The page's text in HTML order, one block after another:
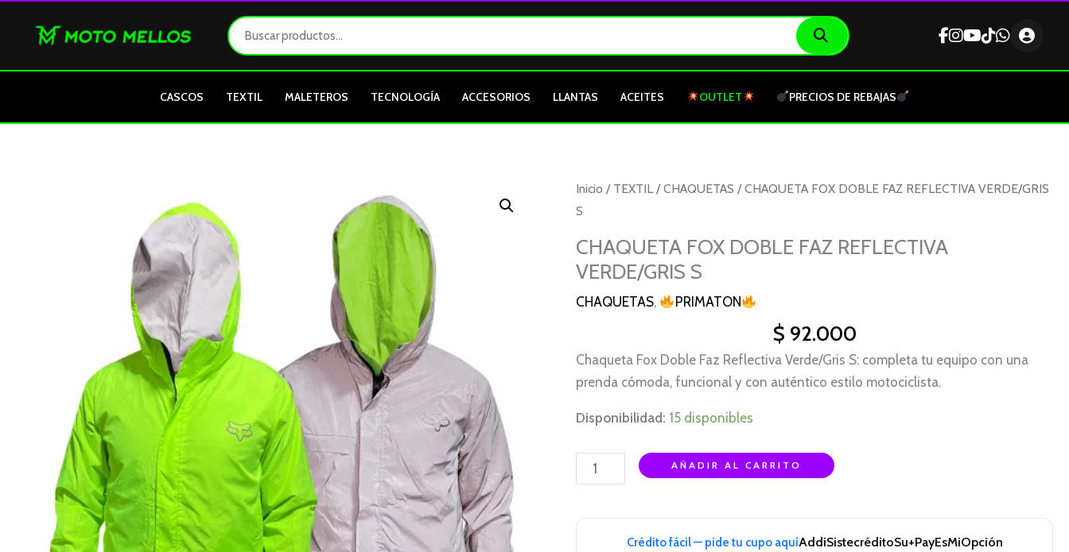
CASCOS TEXTIL MALETEROS TECNOLOGÍA ACCESORIOS LLANTAS ACEITES OUTLET PRECIOS DE REBAJAS
Inicio / TEXTIL /CHAQUETAS / CHAQUETA FOX DOBLE FAZ REFLECTIVA VERDE/GRIS
S
CHAQUETA FOX DOBLE FAZ REFLECTIVA
VERDE/GRIS S
CHAQUETAS, PRIMATON
$ 92.000
Chaqueta Fox Doble Faz Reflectiva Verde/Gris S: completa tu equipo con una
prenda cómoda, funcional y con auténtico estilo motociclista.
Disponibilidad: 15 disponibles
CHAQUETA
FOX
FAZ
REFLECTIVA
VERDE/GRIS
AÑADIR AL CARRITO
Crédito fácil — pide tu cupo aquíAddiSistecréditoSu+PayEsMiOpción